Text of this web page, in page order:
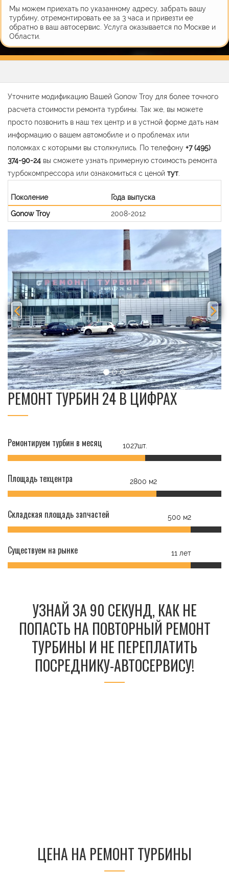
Мы можем приехать по указанному адресу, забрать вашу
турбину, отремонтировать ее за 3 часа и привезти ее
обратно в ваш автосервис. Услуга оказывается по Москве и
Области.
Уточните модификацию Вашей Gonow Troy для более точного
расчета стоимости ремонта турбины. Так же, вы можете
просто позвонить в наш тех центр и в устной форме дать нам
информацию о вашем автомобиле и о проблемах или
поломках с которыми вы столкнулись. По телефону +7 (495)
374-90-24 вы сможете узнать примерную стоимость ремонта
турбокомпрессора или ознакомиться с ценой тут
Поколение
Года выпуска
Gonow Troy
2008-2012
РЕМОНТ ТУРБИН 24 В ЦИФРАХ
Ремонтируем турбин в месяц 1027шт.
Площадь техцентра 2800 м2
Складская площадь запчастей 500 м2
Существуем на рынке 11 лет
УЗНАЙ ЗА 90 СЕКУНД, КАК НЕ
ПОПАСТЬ НА ПОВТОРНЫЙ РЕМОНТ
ТУРБИНЫ И НЕ ПЕРЕПЛАТИТЬ
ПОСРЕДНИКУ-АВТОСЕРВИСУ!
ЦЕНА НА РЕМОНТ ТУРБИНЫ